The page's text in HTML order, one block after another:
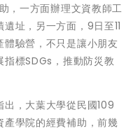
，一方面辦理文資教師工
址，另一方面，9日至11
體驗營，不只是讓小朋友
標SDGs，推動防災教
，大葉大學從民國109
學院的經費補助，前幾